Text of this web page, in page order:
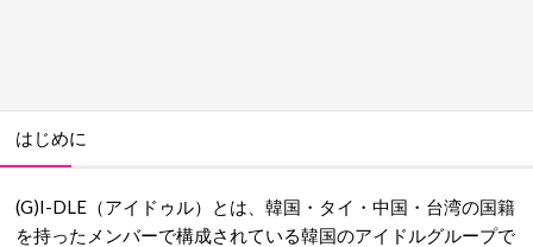
はじめに
(G)I-DLE（アイドゥル）とは、韓国・タイ・中国・台湾の国籍
を持ったメンバーで構成されている韓国のアイドルグループで